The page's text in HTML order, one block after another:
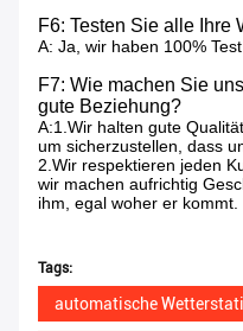
F6: Testen Sie alle Ihre
A: Ja, wir haben 100%
F7: Wie machen Sie
gute Beziehung?
A:1.Wir halten gute
um sicherzustellen, dass
2.Wir respektieren jeden
wir machen aufrichtig
ihm, egal woher er kommt.
Tags:
automatische